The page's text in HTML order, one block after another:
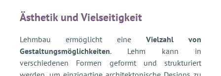
Ästhetik und Vielseitigkeit
Lehmbau ermöglicht eine Vielzahl von
Gestaltungsmöglichkeiten. Lehm kann in
verschiedenen Formen geformt und strukturiert